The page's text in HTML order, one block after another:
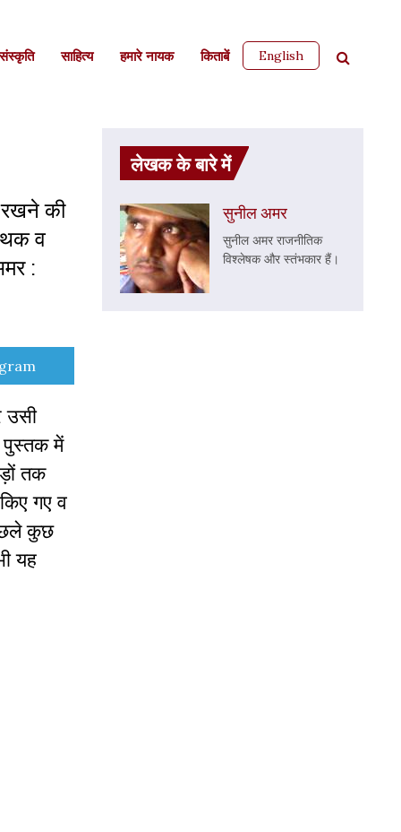
साहित्‍य हमारे नायक किताबें English
रखने की
व
:
उसी
पुस्तक में
तक
गए व
कुछ
यह
लेखक के बारे में
सुनील अमर
सुनील अमर राजनीतिक
विश्लेषक और स्तंभकार हैं।